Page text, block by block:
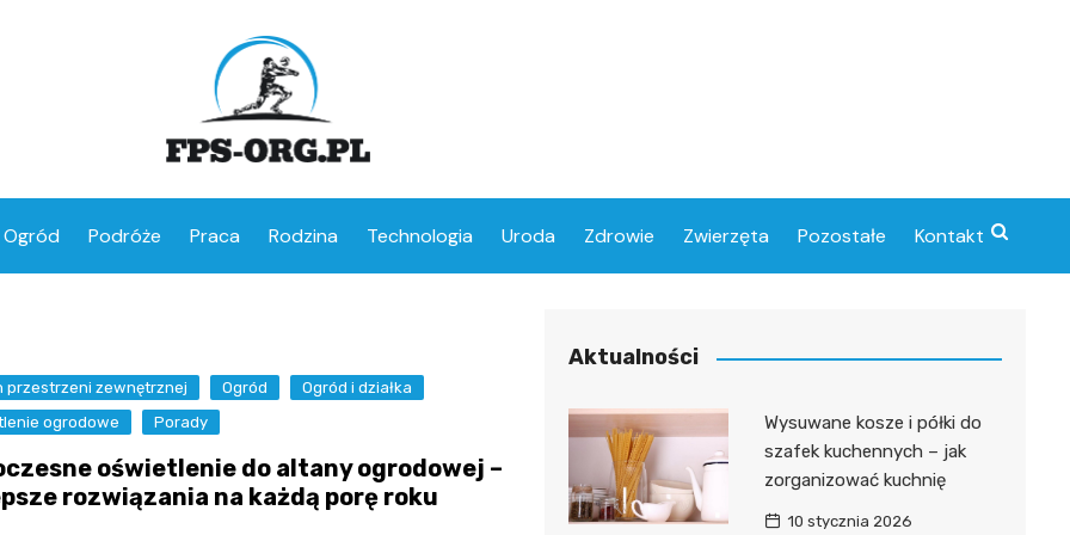
Ogród Podróże Praca Rodzina Technologia Uroda Zdrowie Zwierzęta Pozostałe Kontakt
przestrzeni zewnętrznej Ogród
Ogród i działka
ogrodowe
Porady
oświetlenie do altany ogrodowej –
rozwiązania na każdą porę roku
Aktualności
Wysuwane kosze i półki do
szafek kuchennych – jak
zorganizować kuchnię
10 stycznia 2026